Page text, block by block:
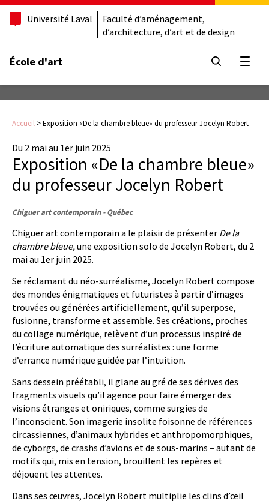
Université Laval
Faculté d’aménagement,
d’architecture, d’art et de design
École d'art
Accueil >Exposition «De la chambre bleue» du professeur Jocelyn Robert
Du 2 mai au 1er juin 2025
Exposition «De la chambre bleue»
du professeur Jocelyn Robert
Chiguer art contemporain - Québec
Chiguer art contemporain a le plaisir de présenter De la
chambre bleue,une exposition solo de Jocelyn Robert, du 2
mai au 1er juin 2025.
Se réclamant du néo-surréalisme, Jocelyn Robert compose
des mondes énigmatiques et futuristes à partir d’images
trouvées ou générées artificiellement, qu’il superpose,
fusionne, transforme et assemble. Ses créations, proches
du collage numérique, relèvent d’un processus inspiré de
l’écriture automatique des surréalistes : une forme
d’errance numérique guidée par l’intuition.
Sans dessein préétabli, il glane au gré de ses dérives des
fragments visuels qu’il agence pour faire émerger des
visions étranges et oniriques, comme surgies de
l’inconscient. Son imagerie insolite foisonne de références
circassiennes, d’animaux hybrides et anthropomorphiques,
de cyborgs, de crashs d’avions et de sous-marins – autant de
motifs qui, mis en tension, brouillent les repères et
déjouent les attentes.
Dans ses œuvres, Jocelyn Robert multiplie les clins d’œil